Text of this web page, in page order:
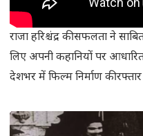
राजा हरिश्चंद्र की सफलता ने
लिए अपनी कहानियों पर
देशभर में फिल्म निर्माण की